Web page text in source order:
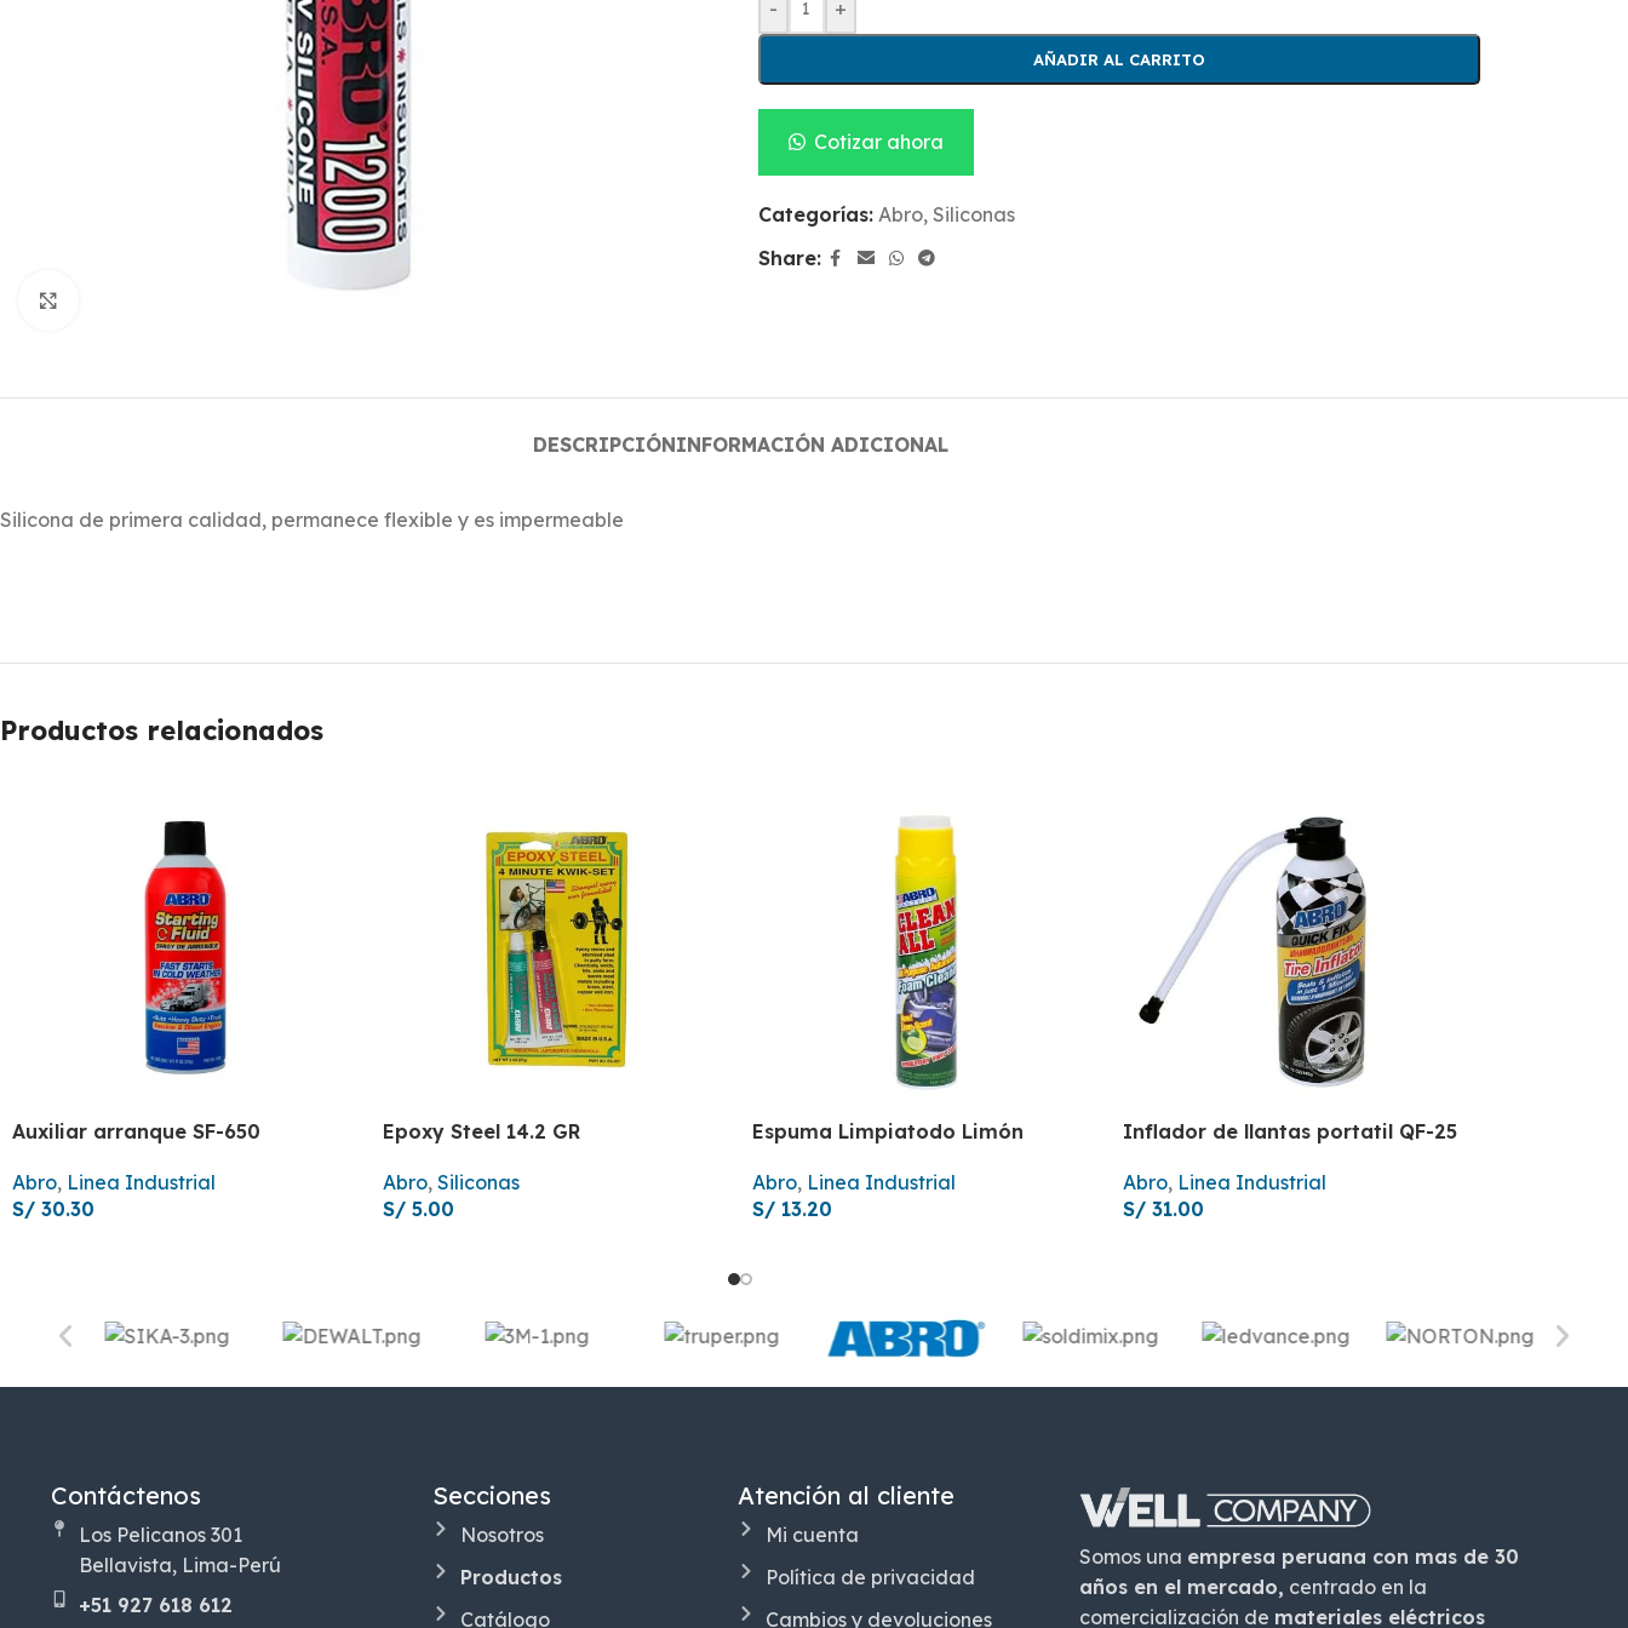
- +
AÑADIR AL CARRITO
Cotizar ahora
Categorías: Abro, Siliconas
Share:
DESCRIPCIÓNINFORMACIÓN ADICIONAL
Silicona de primera calidad, permanece flexible y es impermeable
Productos relacionados
Auxiliar arranque SF-650
Abro, Linea Industrial
S/ 30.30
Epoxy Steel 14.2 GR
Abro, Siliconas
S/5.00
Espuma Limpiatodo Limón
Abro, Linea Industrial
S/ 13.20
Inflador de llantas portatil QF-25
Abro, Linea Industrial
S/31.00
Contáctenos
Los Pelicanos 301
Bellavista, Lima-Perú
+51 927 618 612
Secciones
Nosotros
Productos
Catálogo
Atención al cliente
Mi cuenta
Política de privacidad
Cambios y devoluciones
Somos una empresa peruana con mas de 30
años en el mercado, centrado en la
comercialización de materiales eléctricos